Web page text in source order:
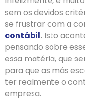
sem os devidos
se frustrar com a
contábil. Isto
pensando sobre
essa matéria, que
para que as más
ter realmente o
empresa.